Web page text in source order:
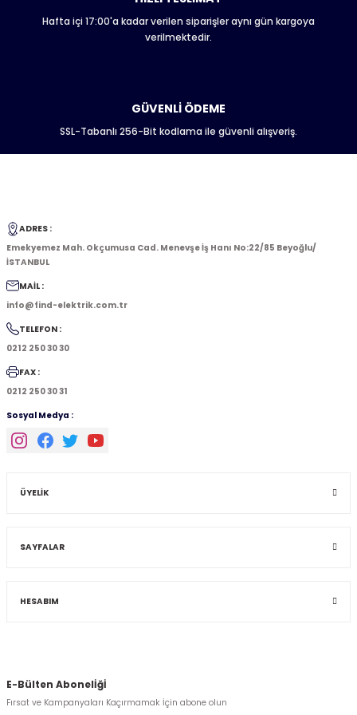
Gönder
Hafta içi 17:00'a kadar verilen siparişler aynı gün kargoya
verilmektedir.
GÜVENLİ ÖDEME
SSL-Tabanlı 256-Bit kodlama ile güvenli alışveriş.
ADRES :
Emekyemez Mah. Okçumusa Cad. Menevşe İş Hanı No:22/85 Beyoğlu/
İSTANBUL
MAİL :
info@find-elektrik.com.tr
TELEFON :
0212 250 30 30
FAX :
0212 250 30 31
Sosyal Medya :
ÜYELİK
SAYFALAR
HESABIM
E-Bülten Abonelİğİ
Fırsat ve Kampanyaları Kaçırmamak İçin abone olun